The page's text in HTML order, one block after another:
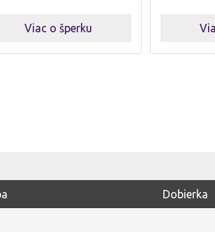
Viac o šperku
Dobierka